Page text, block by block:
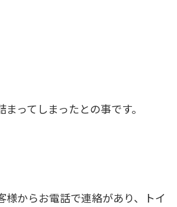
まってしまったとの事です。
様からお電話で連絡があり、トイ